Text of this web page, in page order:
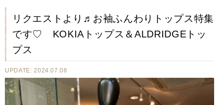
リクエストより♬お袖ふんわりトップス特集
です♡ KOKIAトップス＆ALDRIDGEトッ
プス
UPDATE: 2024.07.08